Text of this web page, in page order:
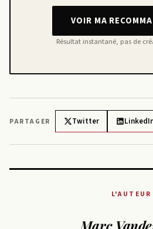
VOIR MA
Résultat instantané, pas de
PARTAGER Twitter
L'AUTEUR
Marc